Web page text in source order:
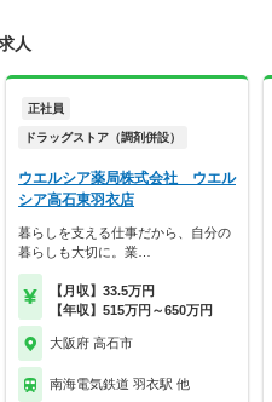
人
正社員
ドラッグストア（調剤併設）
ウエルシア薬局株式会社 ウエル
シア高石東羽衣店
暮らしを支える仕事だから、自分の
暮らしも大切に。業…
【月収】33.5万円
【年収】515万円～650万円
大阪府 高石市
南海電気鉄道 羽衣駅 他